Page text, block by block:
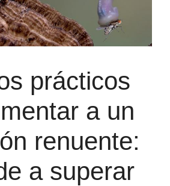
prácticos
a un
renuente:
a superar